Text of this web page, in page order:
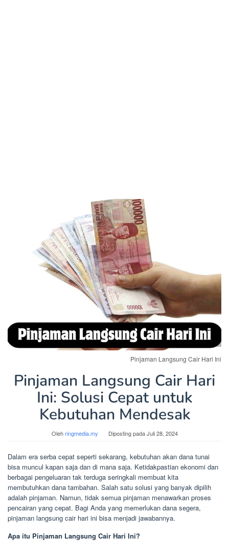
Pinjaman Langsung Cair Hari Ini
Pinjaman Langsung Cair Hari
Ini: Solusi Cepat untuk
Kebutuhan Mendesak
Olehringmedia.my Diposting padaJuli 28, 2024
Dalam era serba cepat seperti sekarang, kebutuhan akan dana tunai
bisa muncul kapan saja dan di mana saja. Ketidakpastian ekonomi dan
berbagai pengeluaran tak terduga seringkali membuat kita
membutuhkan dana tambahan. Salah satu solusi yang banyak dipilih
adalah pinjaman. Namun, tidak semua pinjaman menawarkan proses
pencairan yang cepat. Bagi Anda yang memerlukan dana segera,
pinjaman langsung cair hari ini bisa menjadi jawabannya.
Apa itu Pinjaman Langsung Cair Hari Ini?